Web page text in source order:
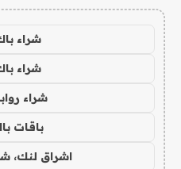
شراء
شراء
شراء
باقات
اشراق لنك،